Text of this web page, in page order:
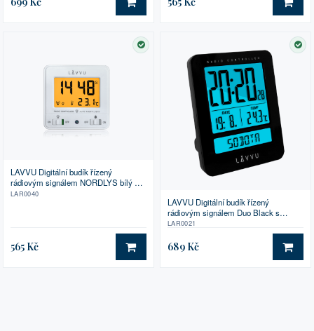
DO KOŠÍKU DO
SKLADEM
LAVVU Digitální budík řízený
rádiovým signálem NORDLYS bílý se
světelným senzorem
LAR0040
565 Kč DO KOŠÍKU
LAVVU Digitální budík řízený
rádiovým signálem Duo Black s
češtinou
LAR0021
689 Kč DO